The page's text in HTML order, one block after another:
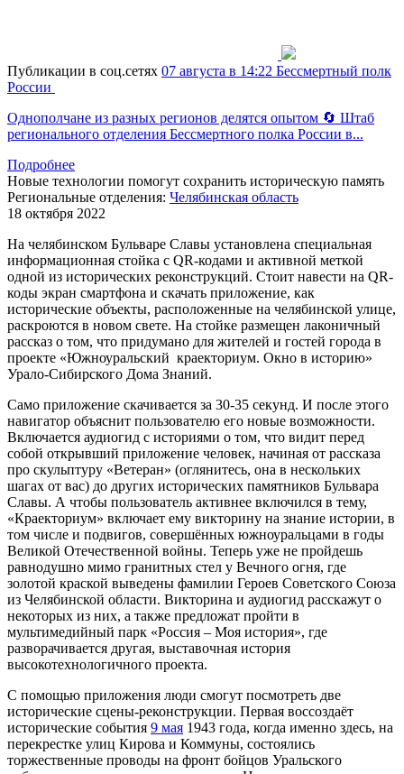
Публикации в соц.сетях 07 августа в 14:22 Бессмертный полк
России
Однополчане из разных регионов делятся опытом 🔄 Штаб
регионального отделения Бессмертного полка России в...
Подробнее
Новые технологии помогут сохранить историческую память
Региональные отделения: Челябинская область
18 октября 2022
На челябинском Бульваре Славы установлена специальная
информационная стойка с QR-кодами и активной меткой
одной из исторических реконструкций. Стоит навести на QR-
коды экран смартфона и скачать приложение, как
исторические объекты, расположенные на челябинской улице,
раскроются в новом свете. На стойке размещен лаконичный
рассказ о том, что придумано для жителей и гостей города в
проекте «Южноуральский краекториум. Окно в историю»
Урало-Сибирского Дома Знаний.
Само приложение скачивается за 30-35 секунд. И после этого
навигатор объяснит пользователю его новые возможности.
Включается аудиогид с историями о том, что видит перед
собой открывший приложение человек, начиная от рассказа
про скульптуру «Ветеран» (оглянитесь, она в нескольких
шагах от вас) до других исторических памятников Бульвара
Славы. А чтобы пользователь активнее включился в тему,
«Краекториум» включает ему викторину на знание истории, в
том числе и подвигов, совершённых южноуральцами в годы
Великой Отечественной войны. Теперь уже не пройдешь
равнодушно мимо гранитных стел у Вечного огня, где
золотой краской выведены фамилии Героев Советского Союза
из Челябинской области. Викторина и аудиогид расскажут о
некоторых из них, а также предложат пройти в
мультимедийный парк «Россия – Моя история», где
разворачивается другая, выставочная история
высокотехнологичного проекта.
С помощью приложения люди смогут посмотреть две
исторические сцены-реконструкции. Первая воссоздаёт
исторические события 9 мая 1943 года, когда именно здесь, на
перекрестке улиц Кирова и Коммуны, состоялись
торжественные проводы на фронт бойцов Уральского